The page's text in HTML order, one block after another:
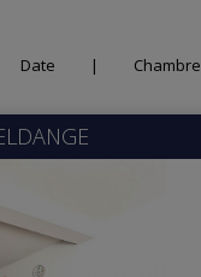
Date
| Chambre